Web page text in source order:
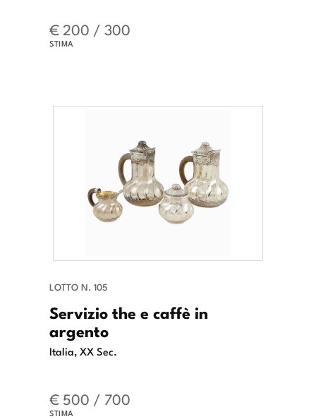
€ 200 / 300
STIMA
LOTTO N. 105
Servizio the e caffè in
argento
Italia, XX Sec.
€ 500 / 700
STIMA